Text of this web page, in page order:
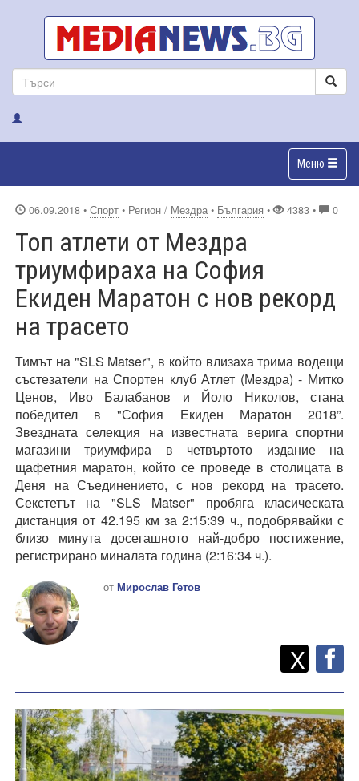
Меню
06.09.2018 • Спорт • Регион / Мездра • България • 4383 • 0
Топ атлети от Мездра
триумфираха на София
Екиден Маратон с нов рекорд
на трасето
Тимът на "SLS Matser", в който влизаха трима водещи
състезатели на Спортен клуб Атлет (Мездра) - Митко
Ценов, Иво Балабанов и Йоло Николов, стана
победител в "София Екиден Маратон 2018”.
Звездната селекция на известната верига спортни
магазини триумфира в четвъртото издание на
щафетния маратон, който се проведе в столицата в
Деня на Съединението, с нов рекорд на трасето.
Секстетът на "SLS Matser" пробяга класическата
дистанция от 42.195 км за 2:15:39 ч., подобрявайки с
близо минута досегашното най-добро постижение,
регистрирано миналата година (2:16:34 ч.).
от Мирослав Гетов
Споделете
X